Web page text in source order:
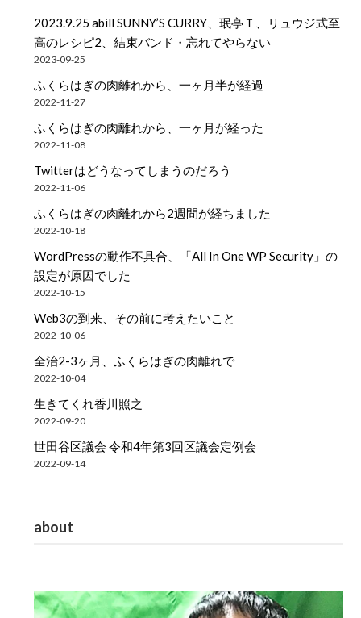
2023.9.25 abill SUNNY’S CURRY、珉亭Ｔ、リュウジ式至
高のレシピ2、結束バンド・忘れてやらない
2023-09-25
ふくらはぎの肉離れから、一ヶ月半が経過
2022-11-27
ふくらはぎの肉離れから、一ヶ月が経った
2022-11-08
Twitterはどうなってしまうのだろう
2022-11-06
ふくらはぎの肉離れから2週間が経ちました
2022-10-18
WordPressの動作不具合、「All In One WP Security」の
設定が原因でした
2022-10-15
Web3の到来、その前に考えたいこと
2022-10-06
全治2-3ヶ月、ふくらはぎの肉離れで
2022-10-04
生きてくれ香川照之
2022-09-20
世田谷区議会 令和4年第3回区議会定例会
2022-09-14
about